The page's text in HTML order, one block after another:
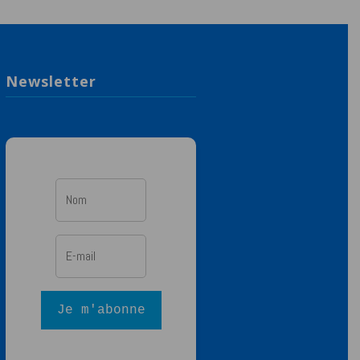
Newsletter
Je m'abonne